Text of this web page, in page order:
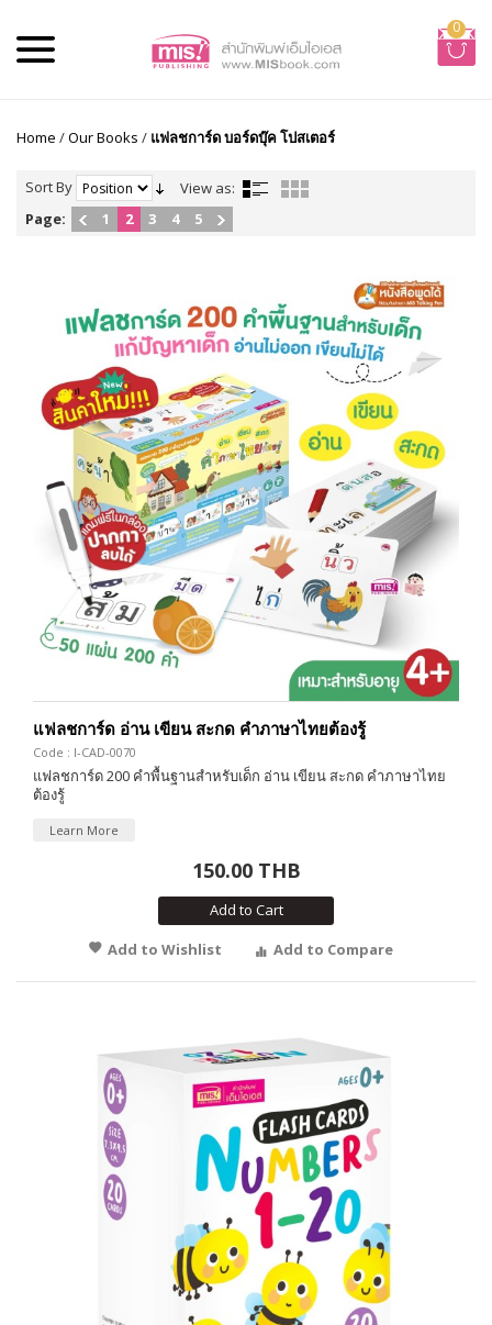
0
Home /Our Books / แฟลชการ์ด บอร์ดบุ๊ค โปสเตอร์
Sort By
View as:
Page:
1 2 3 4 5
แฟลชการ์ด อ่าน เขียน สะกด คำภาษาไทยต้องรู้
Code : I-CAD-0070
แฟลชการ์ด 200 คำพื้นฐานสำหรับเด็ก อ่าน เขียน สะกด คำภาษาไทย
ต้องรู้
Learn More
150.00 THB
Add to Cart
Add to Wishlist
Add to Compare